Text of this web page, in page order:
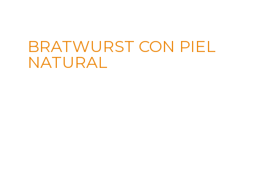
BRATWURST CON PIEL
NATURAL